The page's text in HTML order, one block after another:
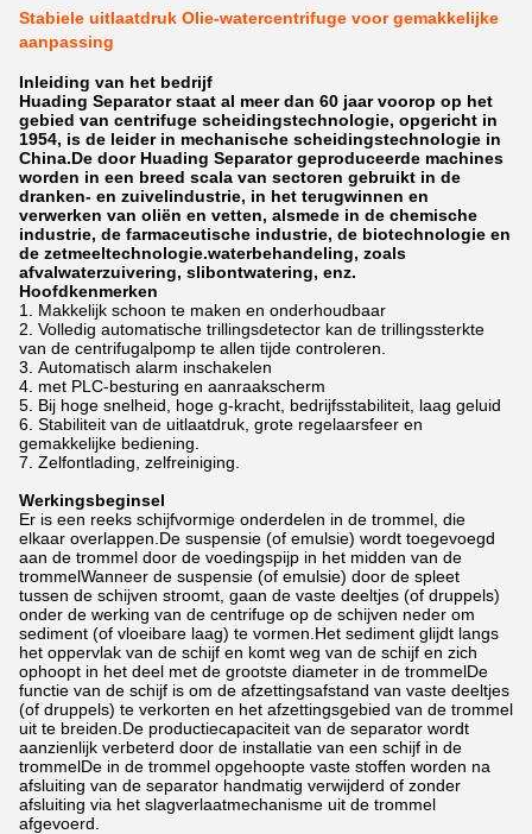
Stabiele uitlaatdruk Olie-watercentrifuge voor gemakkelijke
aanpassing
Inleiding van het bedrijf
Huading Separator staat al meer dan 60 jaar voorop op het
gebied van centrifuge scheidingstechnologie, opgericht in
1954, is de leider in mechanische scheidingstechnologie in
China.De door Huading Separator geproduceerde machines
worden in een breed scala van sectoren gebruikt in de
dranken- en zuivelindustrie, in het terugwinnen en
verwerken van oliën en vetten, alsmede in de chemische
industrie, de farmaceutische industrie, de biotechnologie en
de zetmeeltechnologie.waterbehandeling, zoals
afvalwaterzuivering, slibontwatering, enz.
Hoofdkenmerken
Makkelijk schoon te maken en onderhoudbaar
Volledig automatische trillingsdetector kan de trillingssterkte
van de centrifugalpomp te allen tijde controleren.
Automatisch alarm inschakelen
met PLC-besturing en aanraakscherm
Bij hoge snelheid, hoge g-kracht, bedrijfsstabiliteit, laag geluid
Stabiliteit van de uitlaatdruk, grote regelaarsfeer en
gemakkelijke bediening.
Zelfontlading, zelfreiniging.
Werkingsbeginsel
Er is een reeks schijfvormige onderdelen in de trommel, die
elkaar overlappen.De suspensie (of emulsie) wordt toegevoegd
aan de trommel door de voedingspijp in het midden van de
trommelWanneer de suspensie (of emulsie) door de spleet
tussen de schijven stroomt, gaan de vaste deeltjes (of druppels)
onder de werking van de centrifuge op de schijven neder om
sediment (of vloeibare laag) te vormen.Het sediment glijdt langs
het oppervlak van de schijf en komt weg van de schijf en zich
ophoopt in het deel met de grootste diameter in de trommelDe
functie van de schijf is om de afzettingsafstand van vaste deeltjes
(of druppels) te verkorten en het afzettingsgebied van de trommel
uit te breiden.De productiecapaciteit van de separator wordt
aanzienlijk verbeterd door de installatie van een schijf in de
trommelDe in de trommel opgehoopte vaste stoffen worden na
afsluiting van de separator handmatig verwijderd of zonder
afsluiting via het slagverlaatmechanisme uit de trommel
afgevoerd.